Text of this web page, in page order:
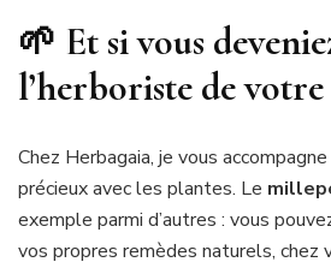
🌱 Et si vous
l’herboriste de
Chez Herbagaia, je vous
précieux avec les plantes. Le
exemple parmi d’autres : vous
vos propres remèdes naturels, chez